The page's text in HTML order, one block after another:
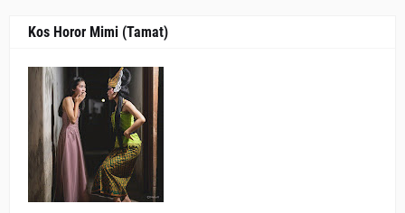
Kos Horor Mimi (Tamat)